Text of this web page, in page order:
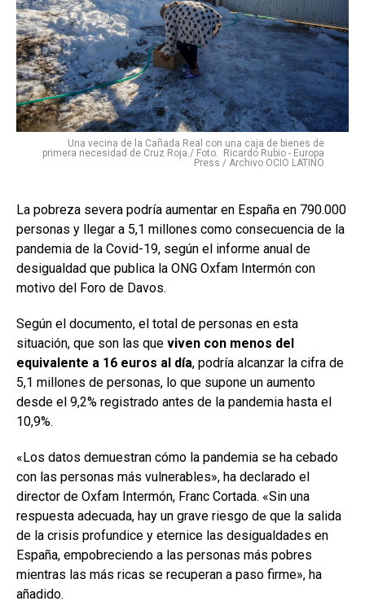
Una vecina de la Cañada Real con una caja de bienes de
primera necesidad de Cruz Roja./ Foto. Ricardo Rubio - Europa
Press / Archivo OCIO LATINO
La pobreza severa podría aumentar en España en 790.000
personas y llegar a 5,1 millones como consecuencia de la
pandemia de la Covid-19, según el informe anual de
desigualdad que publica la ONG Oxfam Intermón con
motivo del Foro de Davos.
Según el documento, el total de personas en esta
situación, que son las que viven con menos del
equivalente a 16 euros al día, podría alcanzar la cifra de
5,1 millones de personas, lo que supone un aumento
desde el 9,2% registrado antes de la pandemia hasta el
10,9%.
«Los datos demuestran cómo la pandemia se ha cebado
con las personas más vulnerables», ha declarado el
director de Oxfam Intermón, Franc Cortada. «Sin una
respuesta adecuada, hay un grave riesgo de que la salida
de la crisis profundice y eternice las desigualdades en
España, empobreciendo a las personas más pobres
mientras las más ricas se recuperan a paso firme», ha
añadido.